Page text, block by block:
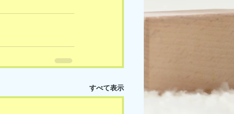
すべて表示